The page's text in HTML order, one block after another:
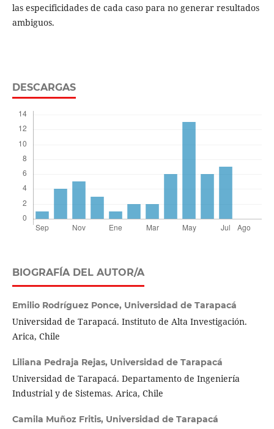
las especificidades de cada caso para no generar resultados
ambiguos.
DESCARGAS
BIOGRAFÍA DEL AUTOR/A
Emilio Rodríguez Ponce, Universidad de Tarapacá
Universidad de Tarapacá. Instituto de Alta Investigación.
Arica, Chile
Liliana Pedraja Rejas, Universidad de Tarapacá
Universidad de Tarapacá. Departamento de Ingeniería
Industrial y de Sistemas. Arica, Chile
Camila Muñoz Fritis, Universidad de Tarapacá